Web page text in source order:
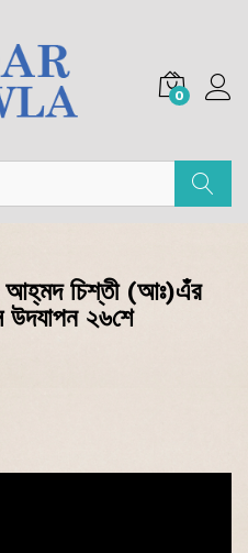
0
আহ্‌মদ চিশ্‌তী (আঃ)এঁর
উদযাপন ২৬শে